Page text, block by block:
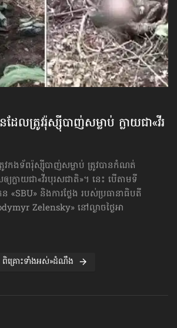
ែលត្រូវរ៉ុស្ស៊ី​បាញ់សម្លាប់ ក្លាយជា«វីរ
វកងទ័ពរ៉ុស្ស៊ីបាញ់សម្លាប់ ត្រូវបានកំណត់
ក្លាយជា«វីរបុរសជាតិ»។ នេះ បើតាមទី
«SBU» និងការថ្លែង របស់ប្រធានាធិបតី
Zelensky» នៅល្ងាចថ្ងៃអា
ពិគ្រោះទាំងអស់»ដំណឹង